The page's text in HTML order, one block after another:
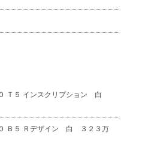
Ｔ５ インスクリプション 白
０ Ｂ５ Ｒデザイン 白 ３２３万